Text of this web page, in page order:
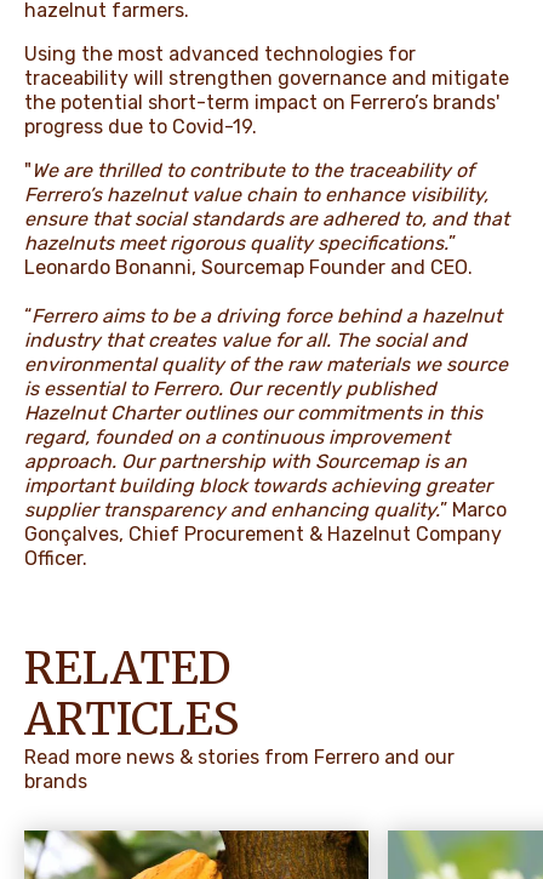
hazelnut farmers.
Using the most advanced technologies for
traceability will strengthen governance and mitigate
the potential short-term impact on Ferrero’s brands'
progress due to Covid-19.
" We are thrilled to contribute to the traceability of
Ferrero’s hazelnut value chain to enhance visibility,
ensure that social standards are adhered to, and that
hazelnuts meet rigorous quality specifications.”
Leonardo Bonanni, Sourcemap Founder and CEO.
“Ferrero aims to be a driving force behind a hazelnut
industry that creates value for all. The social and
environmental quality of the raw materials we source
is essential to Ferrero. Our recently published
Hazelnut Charter outlines our commitments in this
regard, founded on a continuous improvement
approach. Our partnership with Sourcemap is an
important building block towards achieving greater
supplier transparency and enhancing quality.” Marco
Gonçalves, Chief Procurement & Hazelnut Company
Officer.
RELATED
ARTICLES
Read more news & stories from Ferrero and our
brands